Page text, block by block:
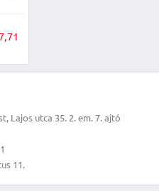
Lajos utca 35. 2. em. 7. ajtó
11.